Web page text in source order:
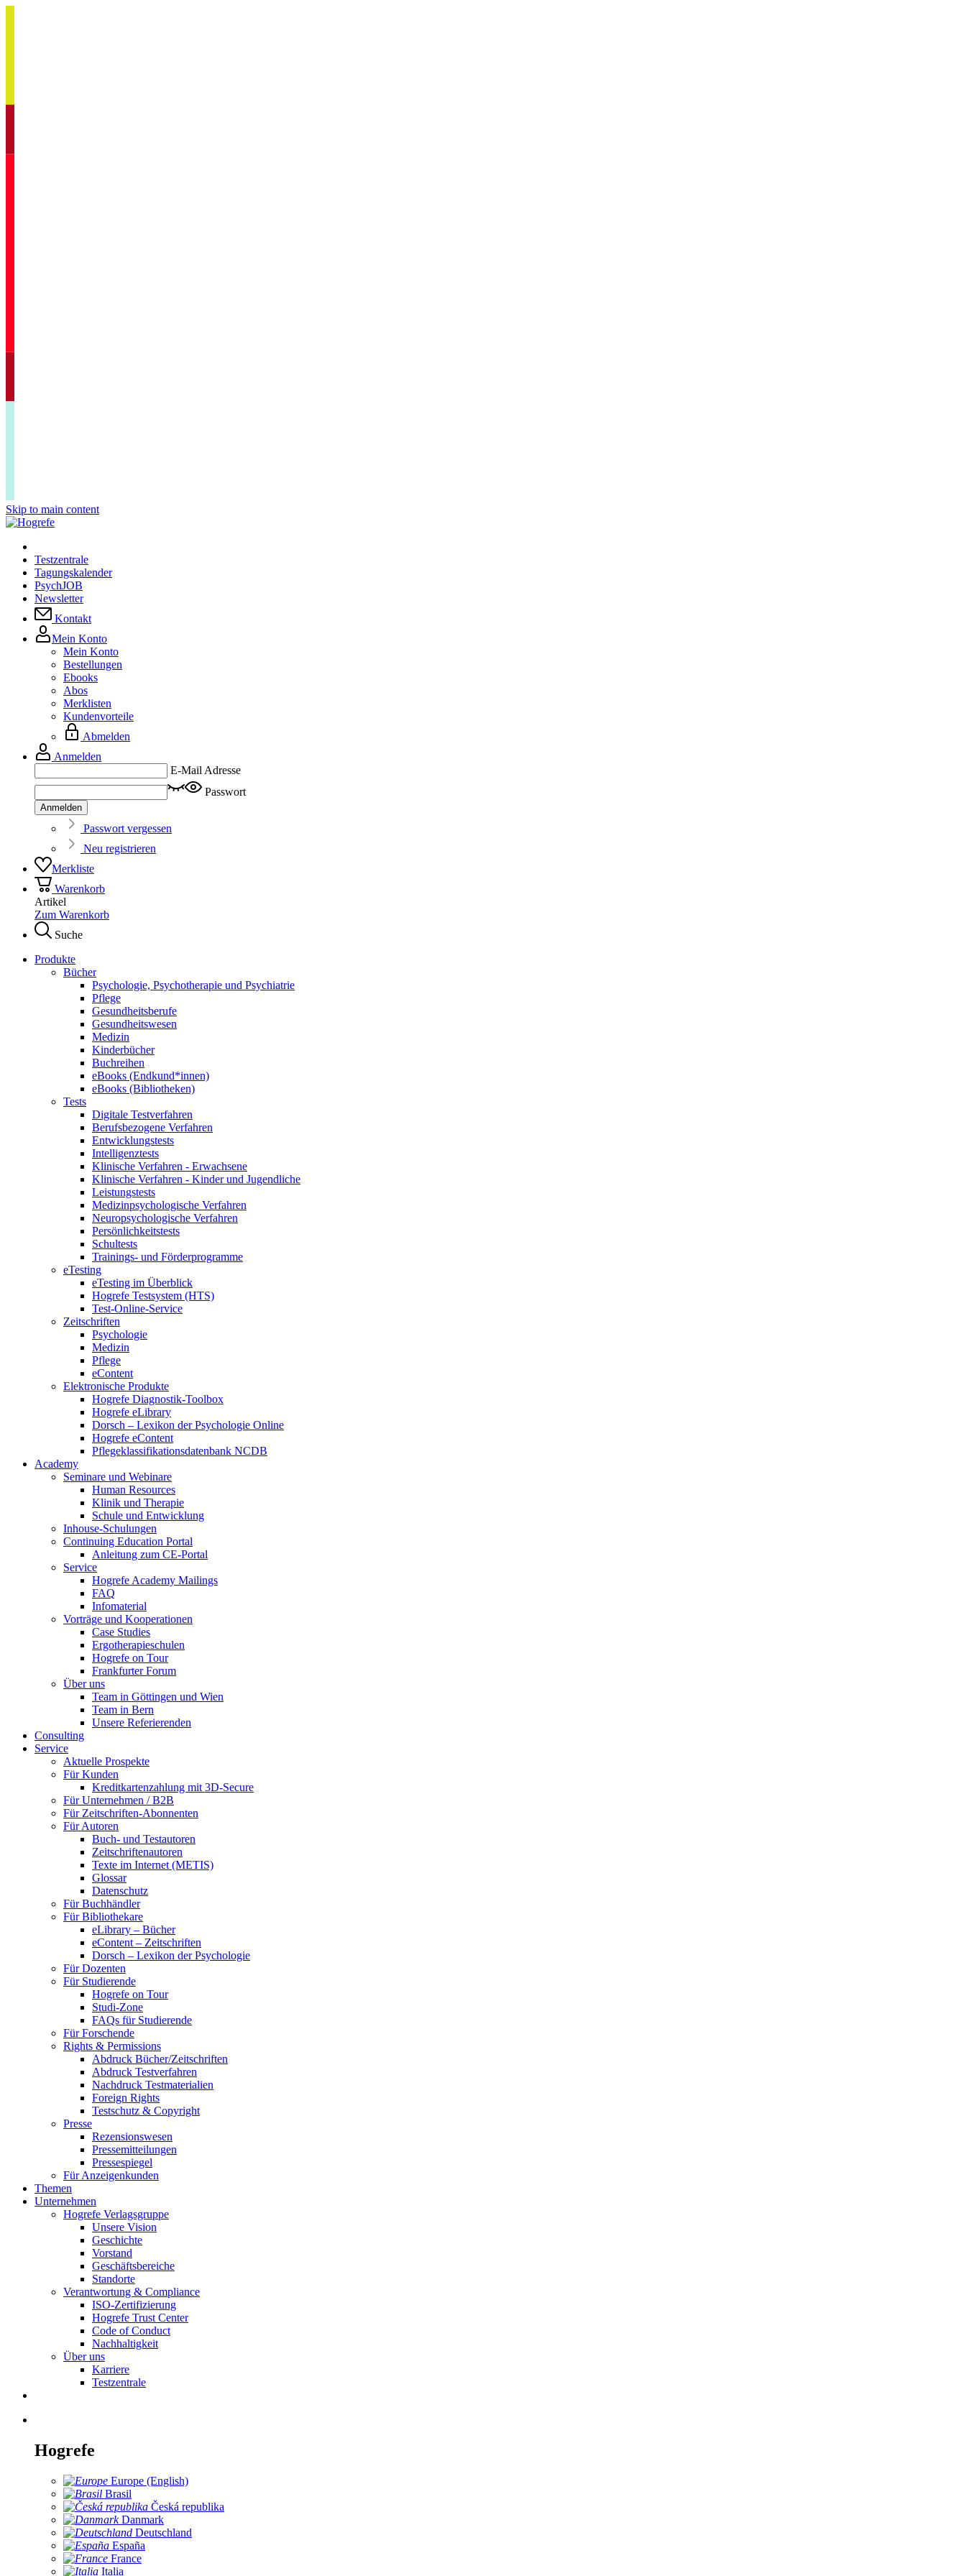
Skip to main content
Testzentrale
Tagungskalender
PsychJOB
Newsletter
Kontakt
Mein Konto
Mein Konto
Bestellungen
Ebooks
Abos
Merklisten
Kundenvorteile
Abmelden
Anmelden
E-Mail Adresse
Passwort
Anmelden
Passwort vergessen
Neu registrieren
Merkliste
Warenkorb
Artikel
Zum Warenkorb
Suche
Produkte
Bücher
Psychologie, Psychotherapie und Psychiatrie
Pflege
Gesundheitsberufe
Gesundheitswesen
Medizin
Kinderbücher
Buchreihen
eBooks (Endkund*innen)
eBooks (Bibliotheken)
Tests
Digitale Testverfahren
Berufsbezogene Verfahren
Entwicklungstests
Intelligenztests
Klinische Verfahren - Erwachsene
Klinische Verfahren - Kinder und Jugendliche
Leistungstests
Medizinpsychologische Verfahren
Neuropsychologische Verfahren
Persönlichkeitstests
Schultests
Trainings- und Förderprogramme
eTesting
eTesting im Überblick
Hogrefe Testsystem (HTS)
Test-Online-Service
Zeitschriften
Psychologie
Medizin
Pflege
eContent
Elektronische Produkte
Hogrefe Diagnostik-Toolbox
Hogrefe eLibrary
Dorsch – Lexikon der Psychologie Online
Hogrefe eContent
Pflegeklassifikationsdatenbank NCDB
Academy
Seminare und Webinare
Human Resources
Klinik und Therapie
Schule und Entwicklung
Inhouse-Schulungen
Continuing Education Portal
Anleitung zum CE-Portal
Service
Hogrefe Academy Mailings
FAQ
Infomaterial
Vorträge und Kooperationen
Case Studies
Ergotherapieschulen
Hogrefe on Tour
Frankfurter Forum
Über uns
Team in Göttingen und Wien
Team in Bern
Unsere Referierenden
Consulting
Service
Aktuelle Prospekte
Für Kunden
Kreditkartenzahlung mit 3D-Secure
Für Unternehmen / B2B
Für Zeitschriften-Abonnenten
Für Autoren
Buch- und Testautoren
Zeitschriftenautoren
Texte im Internet (METIS)
Glossar
Datenschutz
Für Buchhändler
Für Bibliothekare
eLibrary – Bücher
eContent – Zeitschriften
Dorsch – Lexikon der Psychologie
Für Dozenten
Für Studierende
Hogrefe on Tour
Studi-Zone
FAQs für Studierende
Für Forschende
Rights & Permissions
Abdruck Bücher/Zeitschriften
Abdruck Testverfahren
Nachdruck Testmaterialien
Foreign Rights
Testschutz & Copyright
Presse
Rezensionswesen
Pressemitteilungen
Pressespiegel
Für Anzeigenkunden
Themen
Unternehmen
Hogrefe Verlagsgruppe
Unsere Vision
Geschichte
Vorstand
Geschäftsbereiche
Standorte
Verantwortung & Compliance
ISO-Zertifizierung
Hogrefe Trust Center
Code of Conduct
Nachhaltigkeit
Über uns
Karriere
Testzentrale
Hogrefe
Europe (English)
Brasil
Česká republika
Danmark
Deutschland
España
France
Italia